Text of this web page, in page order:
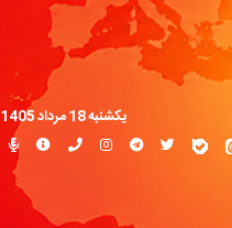
یکشنبه 18 مرداد 1405